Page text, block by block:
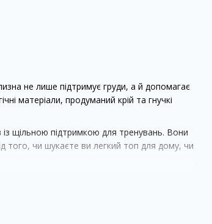
не лише підтримує груди, а й допомагає
матеріали, продуманий крій та гнучкі
із щільною підтримкою для тренувань. Вони
того, чи шукаєте ви легкий топ для дому, чи